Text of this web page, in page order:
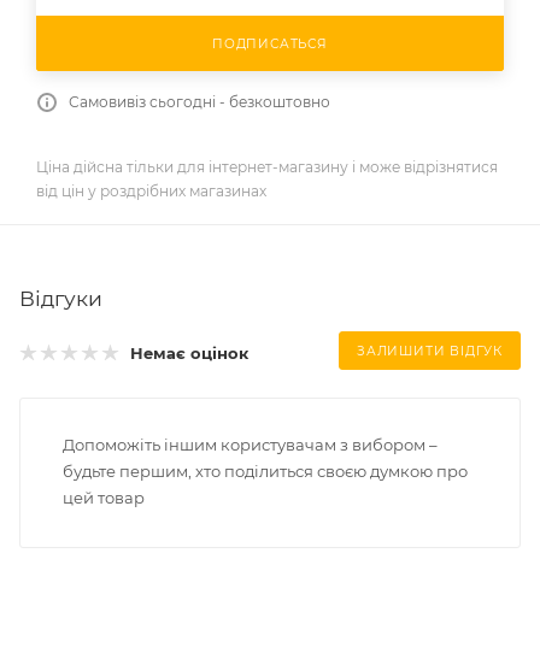
ПОДПИСАТЬСЯ
Самовивіз сьогодні - безкоштовно
Ціна дійсна тільки для інтернет-магазину і може відрізнятися
від цін у роздрібних магазинах
Відгуки
Немає оцінок ЗАЛИШИТИ ВІДГУК
Допоможіть іншим користувачам з вибором –
будьте першим, хто поділиться своєю думкою про
цей товар